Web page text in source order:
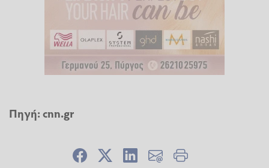
Πηγή: cnn.gr